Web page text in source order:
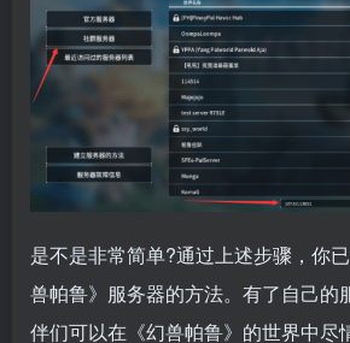
是不是非常简单?通过上述步骤，你
兽帕鲁》服务器的方法。有了自己的
伴们可以在《幻兽帕鲁》的世界中尽